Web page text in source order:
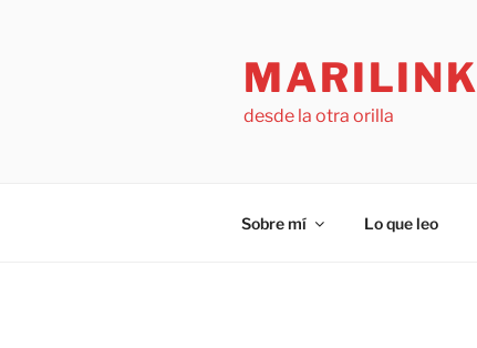
MARILINK
desde la otra orilla
Sobre mí Lo que leo